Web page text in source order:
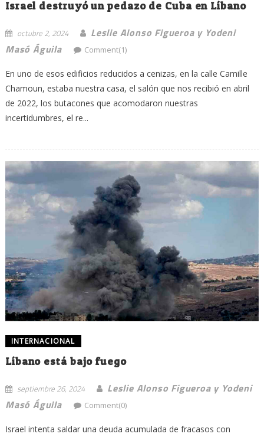
Israel destruyó un pedazo de Cuba en Líbano
octubre 2, 2024
Leslie Alonso Figueroa y Yodeni
Masó Águila
Comment(1)
En uno de esos edificios reducidos a cenizas, en la calle Camille
Chamoun, estaba nuestra casa, el salón que nos recibió en abril
de 2022, los butacones que acomodaron nuestras
incertidumbres, el re...
INTERNACIONAL
Líbano está bajo fuego
septiembre 26, 2024
Leslie Alonso Figueroa y Yodeni
Masó Águila
Comment(0)
Israel intenta saldar una deuda acumulada de fracasos con